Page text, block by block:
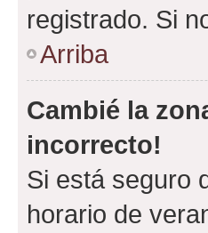
registrado. Si
Arriba
Cambié la
incorrecto!
Si está seguro
horario de